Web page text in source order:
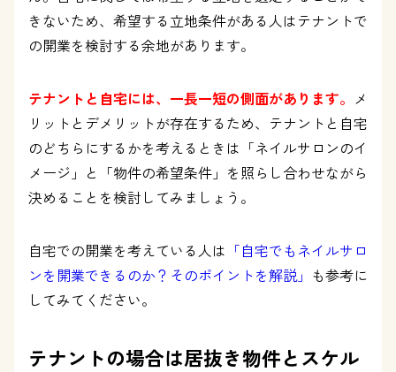
きないため、希望する立地条件がある人はテナントで
の開業を検討する余地があります。
テナントと自宅には、一長一短の側面があります。 メ
リットとデメリットが存在するため、テナントと自宅
のどちらにするかを考えるときは「ネイルサロンのイ
メージ」と「物件の希望条件」を照らし合わせながら
決めることを検討してみましょう。
自宅での開業を考えている人は 「自宅でもネイルサロ
ンを開業できるのか？そのポイントを解説」 も参考に
してみてください。
テナントの場合は居抜き物件とスケル